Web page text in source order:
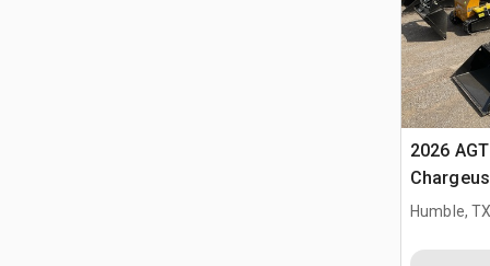
2026
Humble,